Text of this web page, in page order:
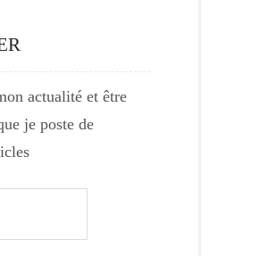
actualité et être
je poste de